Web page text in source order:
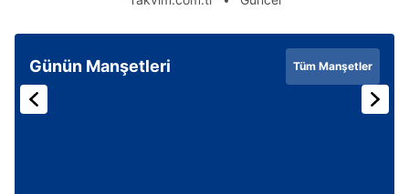
Günün Manşetleri Tüm Manşetler